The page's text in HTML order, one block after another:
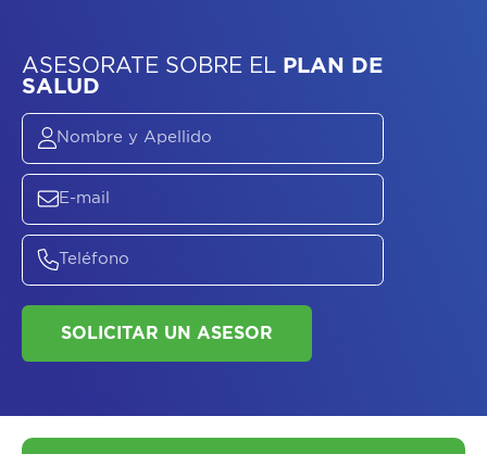
ASESORATE SOBREELPLAN DE
SALUD